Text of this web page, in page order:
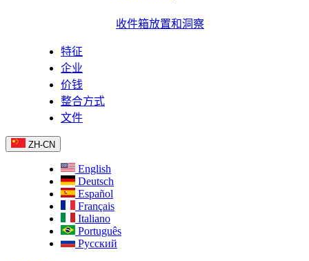
收件箱放置和洞察
特征
企业
价钱
整合方式
文件
ZH-CN
English
Deutsch
Español
Français
Italiano
Português
Русский